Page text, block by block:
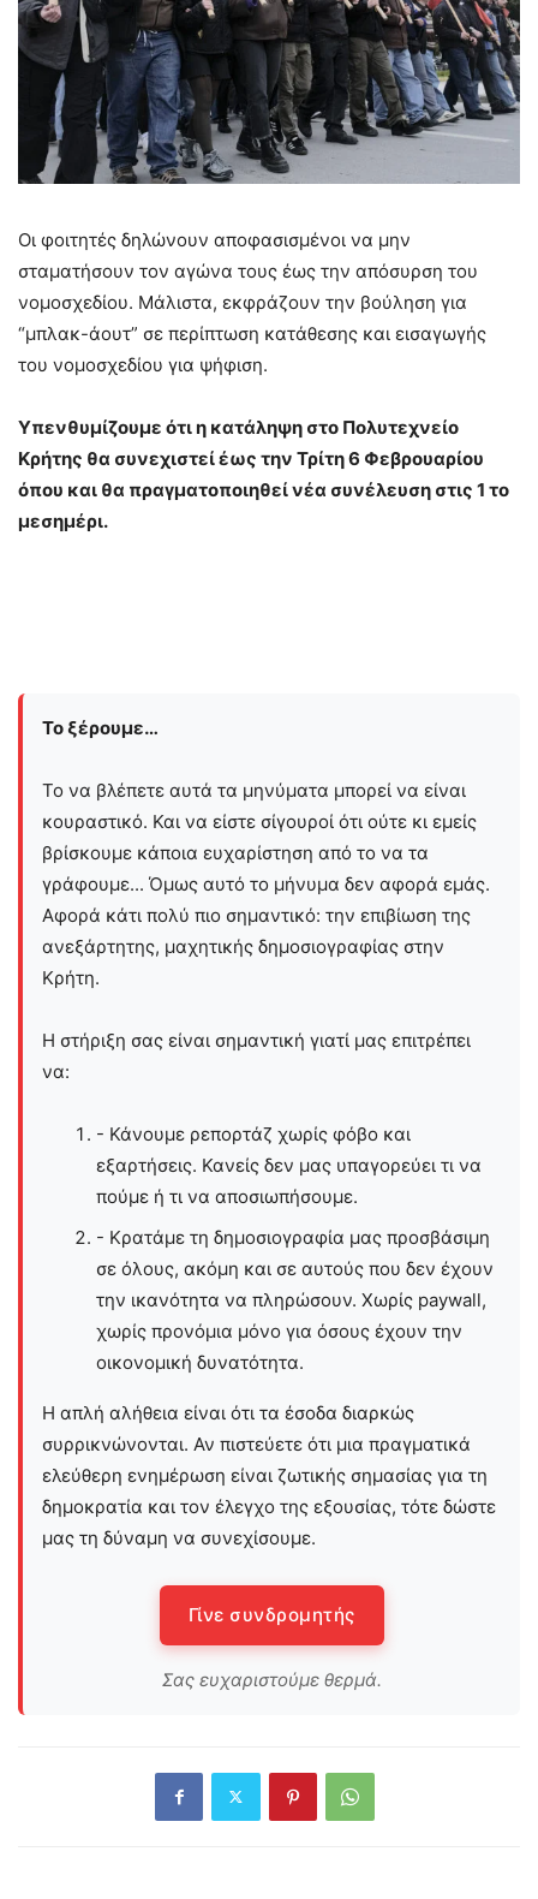
Οι φοιτητές δηλώνουν αποφασισμένοι να μην
σταματήσουν τον αγώνα τους έως την απόσυρση του
νομοσχεδίου. Μάλιστα, εκφράζουν την βούληση για
“μπλακ-άουτ” σε περίπτωση κατάθεσης και εισαγωγής
του νομοσχεδίου για ψήφιση.
Υπενθυμίζουμε ότι η κατάληψη στο Πολυτεχνείο
Κρήτης θα συνεχιστεί έως την Τρίτη 6 Φεβρουαρίου
όπου και θα πραγματοποιηθεί νέα συνέλευση στις 1 το
μεσημέρι.
Το ξέρουμε…
Το να βλέπετε αυτά τα μηνύματα μπορεί να είναι
κουραστικό. Και να είστε σίγουροί ότι ούτε κι εμείς
βρίσκουμε κάποια ευχαρίστηση από το να τα
γράφουμε... Όμως αυτό το μήνυμα δεν αφορά εμάς.
Αφορά κάτι πολύ πιο σημαντικό: την επιβίωση της
ανεξάρτητης, μαχητικής δημοσιογραφίας στην
Kρήτη.
Η στήριξη σας είναι σημαντική γιατί μας επιτρέπει
να:
- Κάνουμε ρεπορτάζ χωρίς φόβο και
εξαρτήσεις. Κανείς δεν μας υπαγορεύει τι να
πούμε ή τι να αποσιωπήσουμε.
- Κρατάμε τη δημοσιογραφία μας προσβάσιμη
σε όλους, ακόμη και σε αυτούς που δεν έχουν
την ικανότητα να πληρώσουν. Χωρίς paywall,
χωρίς προνόμια μόνο για όσους έχουν την
οικονομική δυνατότητα.
Η απλή αλήθεια είναι ότι τα έσοδα διαρκώς
συρρικνώνονται. Αν πιστεύετε ότι μια πραγματικά
ελεύθερη ενημέρωση είναι ζωτικής σημασίας για τη
δημοκρατία και τον έλεγχο της εξουσίας, τότε δώστε
μας τη δύναμη να συνεχίσουμε.
Γίνε συνδρομητής
Σας ευχαριστούμε θερμά.